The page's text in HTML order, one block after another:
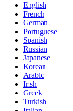
English
French
German
Portuguese
Spanish
Russian
Japanese
Korean
Arabic
Irish
Greek
Turkish